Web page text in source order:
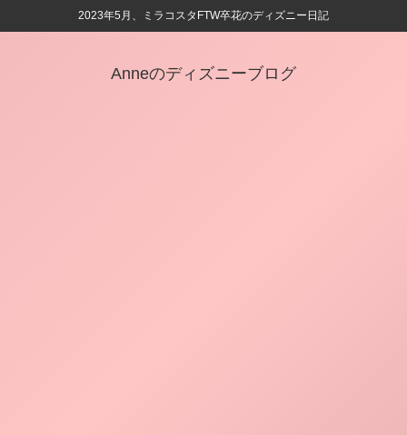
2023年5月、ミラコスタFTW卒花のディズニー日記
Anneのディズニーブログ